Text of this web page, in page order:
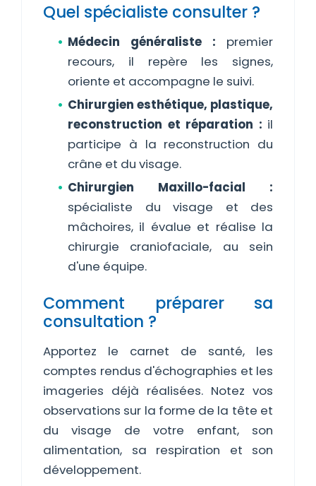
Quel spécialiste consulter ?
Médecin généraliste : premier
recours, il repère les signes,
oriente et accompagne le suivi.
Chirurgien esthétique, plastique,
reconstruction et réparation : il
participe à la reconstruction du
crâne et du visage.
Chirurgien Maxillo-facial :
spécialiste du visage et des
mâchoires, il évalue et réalise la
chirurgie craniofaciale, au sein
d'une équipe.
Comment préparer sa
consultation ?
Apportez le carnet de santé, les
comptes rendus d'échographies et les
imageries déjà réalisées. Notez vos
observations sur la forme de la tête et
du visage de votre enfant, son
alimentation, sa respiration et son
développement.